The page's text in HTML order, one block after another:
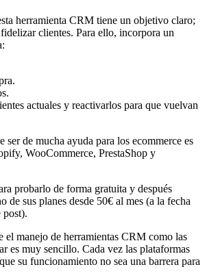
herramienta CRM tiene un objetivo claro;
clientes. Para ello, incorpora un
actuales y reactivarlos para que vuelvan
ser de mucha ayuda para los ecommerce es
WooCommerce, PrestaShop y
probarlo de forma gratuita y después
de sus planes desde 50€ al mes (a la fecha
post).
el manejo de herramientas CRM como las
es muy sencillo. Cada vez las plataformas
su funcionamiento no sea una barrera para